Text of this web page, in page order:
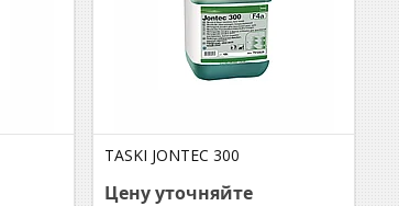
TASKI JONTEC 300
Цену уточняйте